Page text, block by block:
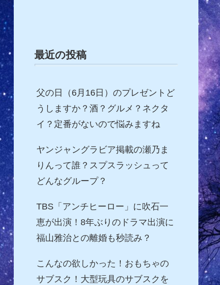
最近の投稿
父の日（6月16日）のプレゼントど
うしますか？酒？グルメ？ネクタ
イ？定番がないので悩みますね
ヤンジャングラビア掲載の瀬乃ま
りんって誰？スプスラッシュって
どんなグループ？
TBS「アンチヒーロー」に吹石一
恵が出演！8年ぶりのドラマ出演に
福山雅治との離婚も秒読み？
こんなの欲しかった！おもちゃの
サブスク！大型玩具のサブスクを